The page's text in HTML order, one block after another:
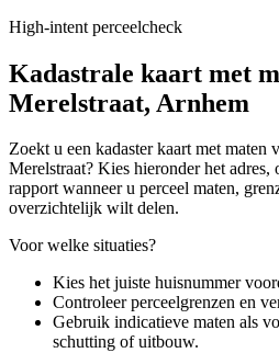
High-intent perceelcheck
Kadastrale kaart met
Merelstraat, Arnhem
Zoekt u een kadaster kaart met maten
Merelstraat? Kies hieronder het adres,
rapport wanneer u perceel maten,
overzichtelijk wilt delen.
Voor welke situaties?
Kies het juiste huisnummer
Controleer perceelgrenzen en
Gebruik indicatieve maten als
schutting of uitbouw.